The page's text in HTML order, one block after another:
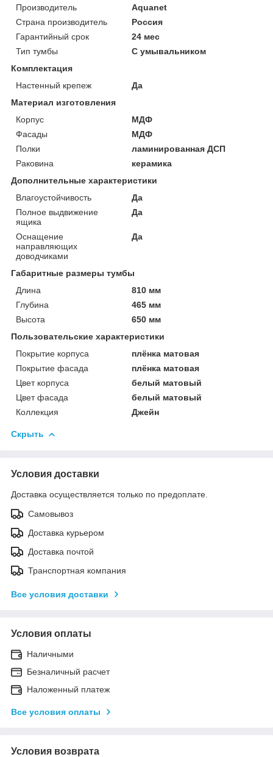
Производитель
Aquanet
Страна производитель
Россия
Гарантийный срок
24 мес
Тип тумбы
С умывальником
Комплектация
Настенный крепеж
Да
Материал изготовления
Корпус
МДФ
Фасады
МДФ
Полки
ламинированная ДСП
Раковина
керамика
Дополнительные характеристики
Влагоустойчивость
Да
Полное выдвижение
ящика
Да
Оснащение
направляющих
доводчиками
Да
Габаритные размеры тумбы
Длина
810 мм
Глубина
465 мм
Высота
650 мм
Пользовательские характеристики
Покрытие корпуса
плёнка матовая
Покрытие фасада
плёнка матовая
Цвет корпуса
белый матовый
Цвет фасада
белый матовый
Коллекция
Джейн
Скрыть
Условия доставки
Доставка осуществляется только по предоплате.
Самовывоз
Доставка курьером
Доставка почтой
Транспортная компания
Все условия доставки
Условия оплаты
Наличными
Безналичный расчет
Наложенный платеж
Все условия оплаты
Условия возврата